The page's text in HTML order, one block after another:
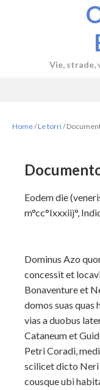
Vie, strade,
Home/Le torri/
Eodem die
m°cc°Ixxxiij°,
Dominus Azo
concessit et
Bonaventure et
domos suas quas
vias a duobus
Cataneum et
Petri Coradi,
scilicet dicto Neri
cousque ubi